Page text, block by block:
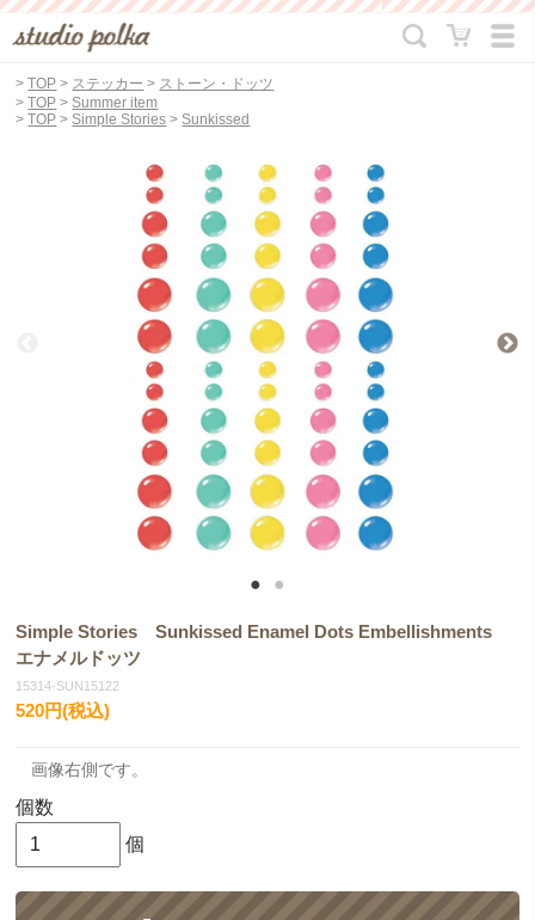
>TOP > ステッカー > ストーン・ドッツ
>TOP > Summer item
>TOP > Simple Stories > Sunkissed
Simple Stories Sunkissed Enamel Dots Embellishments
エナメルドッツ
15314-SUN15122
520円(税込)
画像右側です。
個数
個